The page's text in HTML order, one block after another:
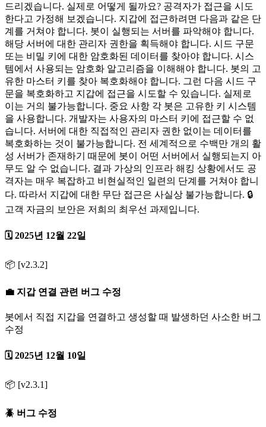
드리겠습니다. 실제로 어떻게 될까요? 공격자가 접근을 시도
한다고 가정해 보겠습니다. 지갑에 접근하려면 다음과 같은 단
계를 거쳐야 합니다. 봇이 실행되는 서버를 파악해야 합니다.
해당 서버에 대한 관리자 권한을 획득해야 합니다. 시드 구문
또는 비밀 키에 대한 암호화된 데이터를 찾아야 합니다. 시스
템에서 사용되는 암호화 알고리즘을 이해해야 합니다. 봇의 고
유한 마스터 키를 찾아 복호화해야 합니다. 그런 다음 시드 구
문을 복호화하고 지갑에 접근을 시도할 수 있습니다. 실제로
이는 거의 불가능합니다. 중요 사항 각 봇은 고유한 키 시스템
을 사용합니다. 개발자는 사용자의 마스터 키에 접근할 수 없
습니다. 서버에 대한 직접적인 관리자 권한 없이는 데이터를
복호화하는 것이 불가능합니다. 전 세계적으로 수백만 개의 활
성 서버가 존재하기 때문에 봇이 어떤 서버에서 실행되는지 아
무도 알 수 없습니다. 결과 가상의 인프라 해킹 상황에서도 공
격자는 매우 복잡하고 비현실적인 일련의 단계를 거쳐야 합니
다. 따라서 지갑에 대한 무단 접근은 사실상 불가능합니다. 🔒
고객 자금의 보안은 저희의 최우선 과제입니다.
🗓️ 2025년 12월 22일
📦 [v2.3.2]
💼 지갑 연결 관련 버그 수정
봇에서 직접 지갑을 연결하고 생성할 때 발생하던 사소한 버그
수정
🗓️ 2025년 12월 10일
📦 [v2.3.1]
🪲 버그 수정